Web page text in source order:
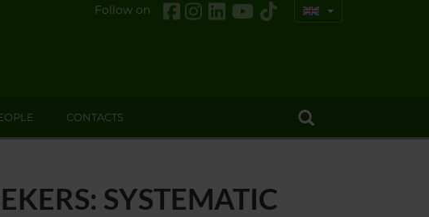
Follow on
CONTACTS
SYSTEMATIC